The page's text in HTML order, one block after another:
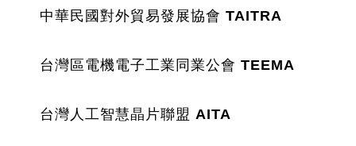
	中華民國對外貿易發展協會 TAITRA
	台灣區電機電子工業同業公會 TEEMA
	台灣人工智慧晶片聯盟 AITA